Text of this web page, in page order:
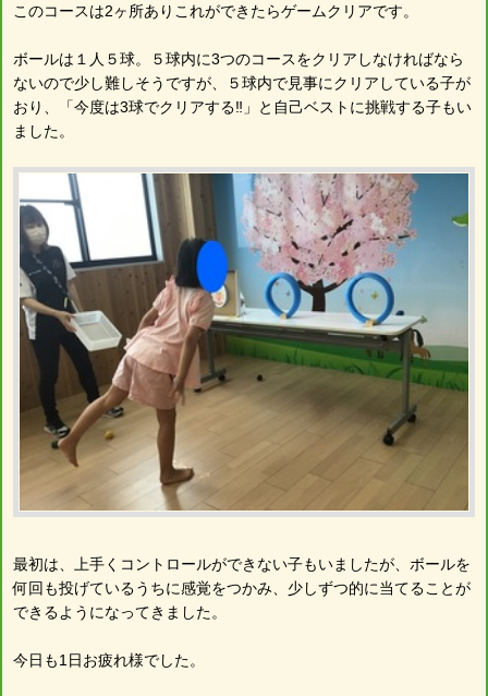
このコースは2ヶ所ありこれができたらゲームクリアです。
ボールは１人５球。５球内に3つのコースをクリアしなければなら
ないので少し難しそうですが、５球内で見事にクリアしている子が
おり、「今度は3球でクリアする‼︎」と自己ベストに挑戦する子もい
ました。
最初は、上手くコントロールができない子もいましたが、ボールを
何回も投げているうちに感覚をつかみ、少しずつ的に当てることが
できるようになってきました。
今日も1日お疲れ様でした。